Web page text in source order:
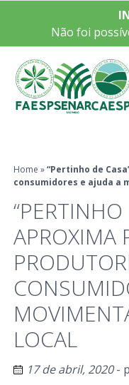
Não foi
Home »“Pertinho de
consumidores e ajuda a
“PERTINHO
APROXIMA
LOCAL
17 de abril, 2020-